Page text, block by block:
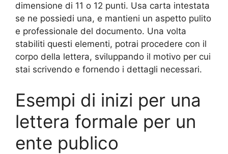
dimensione di 11 o 12 punti. Usa carta intestata
se ne possiedi una, e mantieni un aspetto pulito
e professionale del documento. Una volta
stabiliti questi elementi, potrai procedere con il
corpo della lettera, sviluppando il motivo per cui
stai scrivendo e fornendo i dettagli necessari.
Esempi di inizi per una
lettera formale per un
ente publico